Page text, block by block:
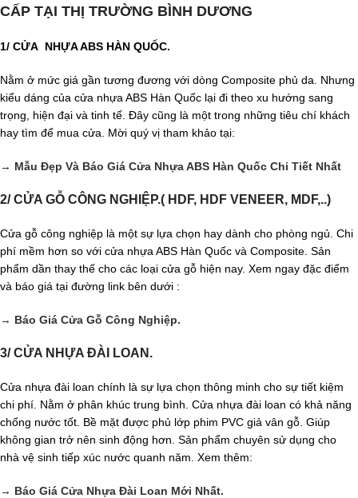
CẤP TẠI THỊ TRƯỜNG BÌNH DƯƠNG
1/ CỬA NHỰA ABS HÀN QUỐC.
Nằm ở mức giá gần tương đương với dòng Composite phủ da. Nhưng
kiểu dáng của cửa nhựa ABS Hàn Quốc lại đi theo xu hướng sang
trọng, hiện đại và tinh tế. Đây cũng là một trong những tiêu chí khách
hay tìm để mua cửa. Mời quý vị tham khảo tại:
→ Mẫu Đẹp Và Báo Giá Cửa Nhựa ABS Hàn Quốc Chi Tiết Nhất
2/CỬA GỖ CÔNG NGHIỆP.( HDF, HDF VENEER, MDF,..)
Cửa gỗ công nghiệp là một sự lựa chọn hay dành cho phòng ngủ. Chi
phí mềm hơn so với cửa nhựa ABS Hàn Quốc và Composite. Sản
phẩm dần thay thế cho các loại cửa gỗ hiện nay. Xem ngay đặc điểm
và báo giá tại đường link bên dưới :
→ Báo Giá Cửa Gỗ Công Nghiệp.
3/ CỬA NHỰA ĐÀI LOAN.
Cửa nhựa đài loan chính là sự lựa chọn thông minh cho sự tiết kiệm
chi phí. Nằm ở phân khúc trung bình. Cửa nhựa đài loan có khả năng
chống nước tốt. Bề mặt được phủ lớp phim PVC giả vân gỗ. Giúp
không gian trở nên sinh động hơn. Sản phẩm chuyên sử dụng cho
nhà vệ sinh tiếp xúc nước quanh năm. Xem thêm:
→ Báo Giá Cửa Nhựa Đài Loan Mới Nhất.